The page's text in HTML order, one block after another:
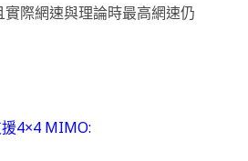
際網速與理論時最高網速仍
4×4 MIMO: